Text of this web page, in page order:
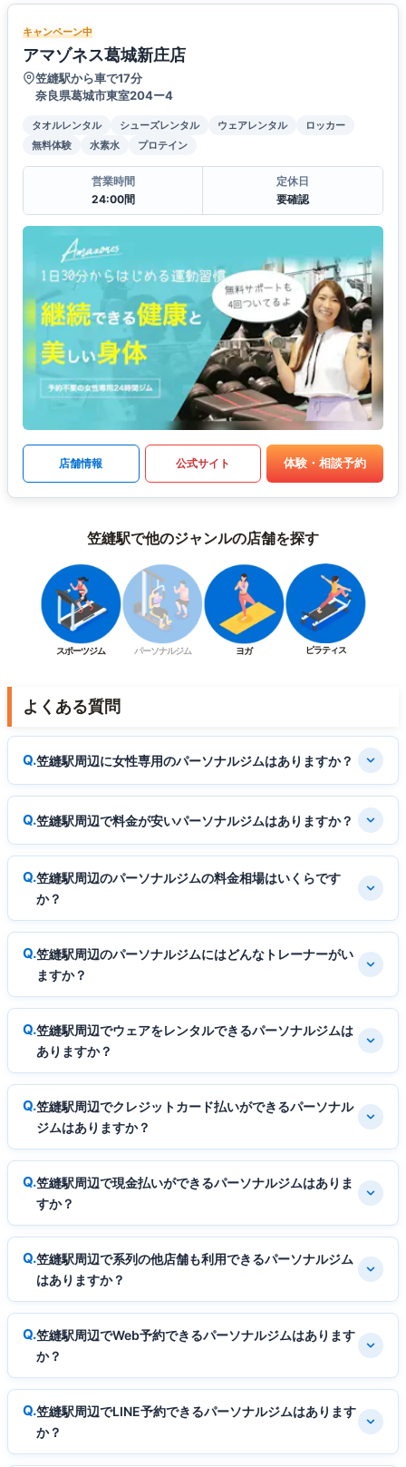
キャンペーン中
アマゾネス葛城新庄店
笠縫駅から車で17分
奈良県葛城市東室204ー4
タオルレンタル シューズレンタル ウェアレンタル
ロッカー
無料体験
水素水 プロテイン
営業時間
24:00間
定休日
要確認
店舗情報 公式サイト 体験・相談予約
笠縫駅で他のジャンルの店舗を探す
スポーツジム パーソナルジム ヨガ ピラティス
よくある質問
笠縫駅周辺に女性専用のパーソナルジムはありますか？
笠縫駅周辺で料金が安いパーソナルジムはありますか？
笠縫駅周辺のパーソナルジムの料金相場はいくらです
か？
笠縫駅周辺のパーソナルジムにはどんなトレーナーがい
ますか？
笠縫駅周辺でウェアをレンタルできるパーソナルジムは
ありますか？
笠縫駅周辺でクレジットカード払いができるパーソナル
ジムはありますか？
笠縫駅周辺で現金払いができるパーソナルジムはありま
すか？
笠縫駅周辺で系列の他店舗も利用できるパーソナルジム
はありますか？
笠縫駅周辺でWeb予約できるパーソナルジムはあります
か？
笠縫駅周辺でLINE予約できるパーソナルジムはあります
か？